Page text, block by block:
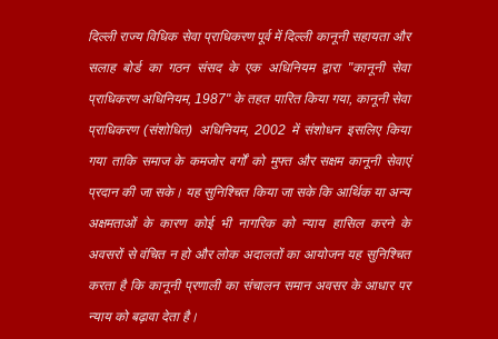
दिल्ली राज्य विधिक सेवा प्राधिकरण पूर्व में दिल्ली कानूनी सहायता और
सलाह बोर्ड का गठन संसद के एक अधिनियम द्वारा "कानूनी सेवा
प्राधिकरण अधिनियम, 1987" के तहत पारित किया गया, कानूनी सेवा
प्राधिकरण (संशोधित) अधिनियम, 2002 में संशोधन इसलिए किया
गया ताकि समाज के कमजोर वर्गों को मुफ्त और सक्षम कानूनी सेवाएं
प्रदान की जा सके। यह सुनिश्चित किया जा सके कि आर्थिक या अन्य
अक्षमताओं के कारण कोई भी नागरिक को न्याय हासिल करने के
अवसरों से वंचित न हो और लोक अदालतों का आयोजन यह सुनिश्चित
करता है कि कानूनी प्रणाली का संचालन समान अवसर के आधार पर
न्याय को बढ़ावा देता है।